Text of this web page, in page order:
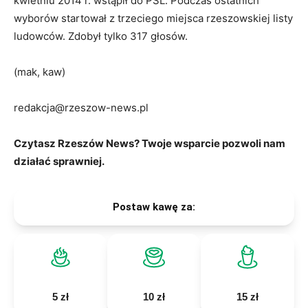
wyborów startował z trzeciego miejsca rzeszowskiej listy
ludowców. Zdobył tylko 317 głosów.
(mak, kaw)
redakcja@rzeszow-news.pl
Czytasz Rzeszów News? Twoje wsparcie pozwoli nam
działać sprawniej.
Postaw kawę za:
5 zł 10 zł 15 zł